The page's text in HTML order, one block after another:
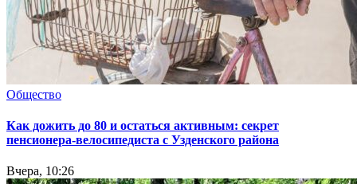
Общество
Как дожить до 80 и остаться активным: секрет
пенсионера-велосипедиста с Узденского района
Вчера, 10:26